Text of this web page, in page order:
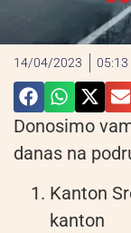
14/04/2023 05:13
Donosimo
danas na
Kanton
kanton